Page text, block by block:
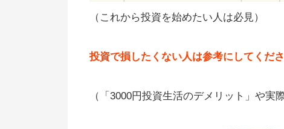
（これから投資を始めたい人は必見）
投資で損したくない人は参考にしてくだ
（「3000円投資生活のデメリット」や実